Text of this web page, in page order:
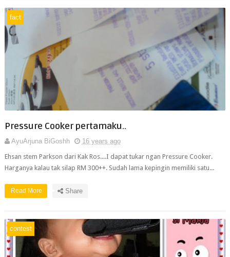
fact
Pressure Cooker pertamaku..
AyuArjuna BiGoshh
16 years ago
Ehsan stem Parkson dari Kak Ros....I dapat tukar ngan Pressure Cooker.
Harganya kalau tak silap RM 300++. Sudah lama kepingin memiliki satu...
Read More Share
contest